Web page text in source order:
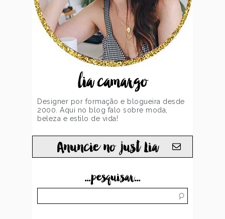
lia camargo
Designer por formação e blogueira desde
2000. Aqui no blog falo sobre moda,
beleza e estilo de vida!
Anuncie no just Lia
...pesquisar...